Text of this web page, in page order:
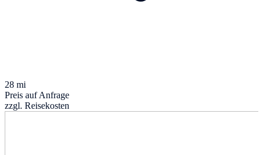
28 mi
Preis auf Anfrage
zzgl. Reisekosten